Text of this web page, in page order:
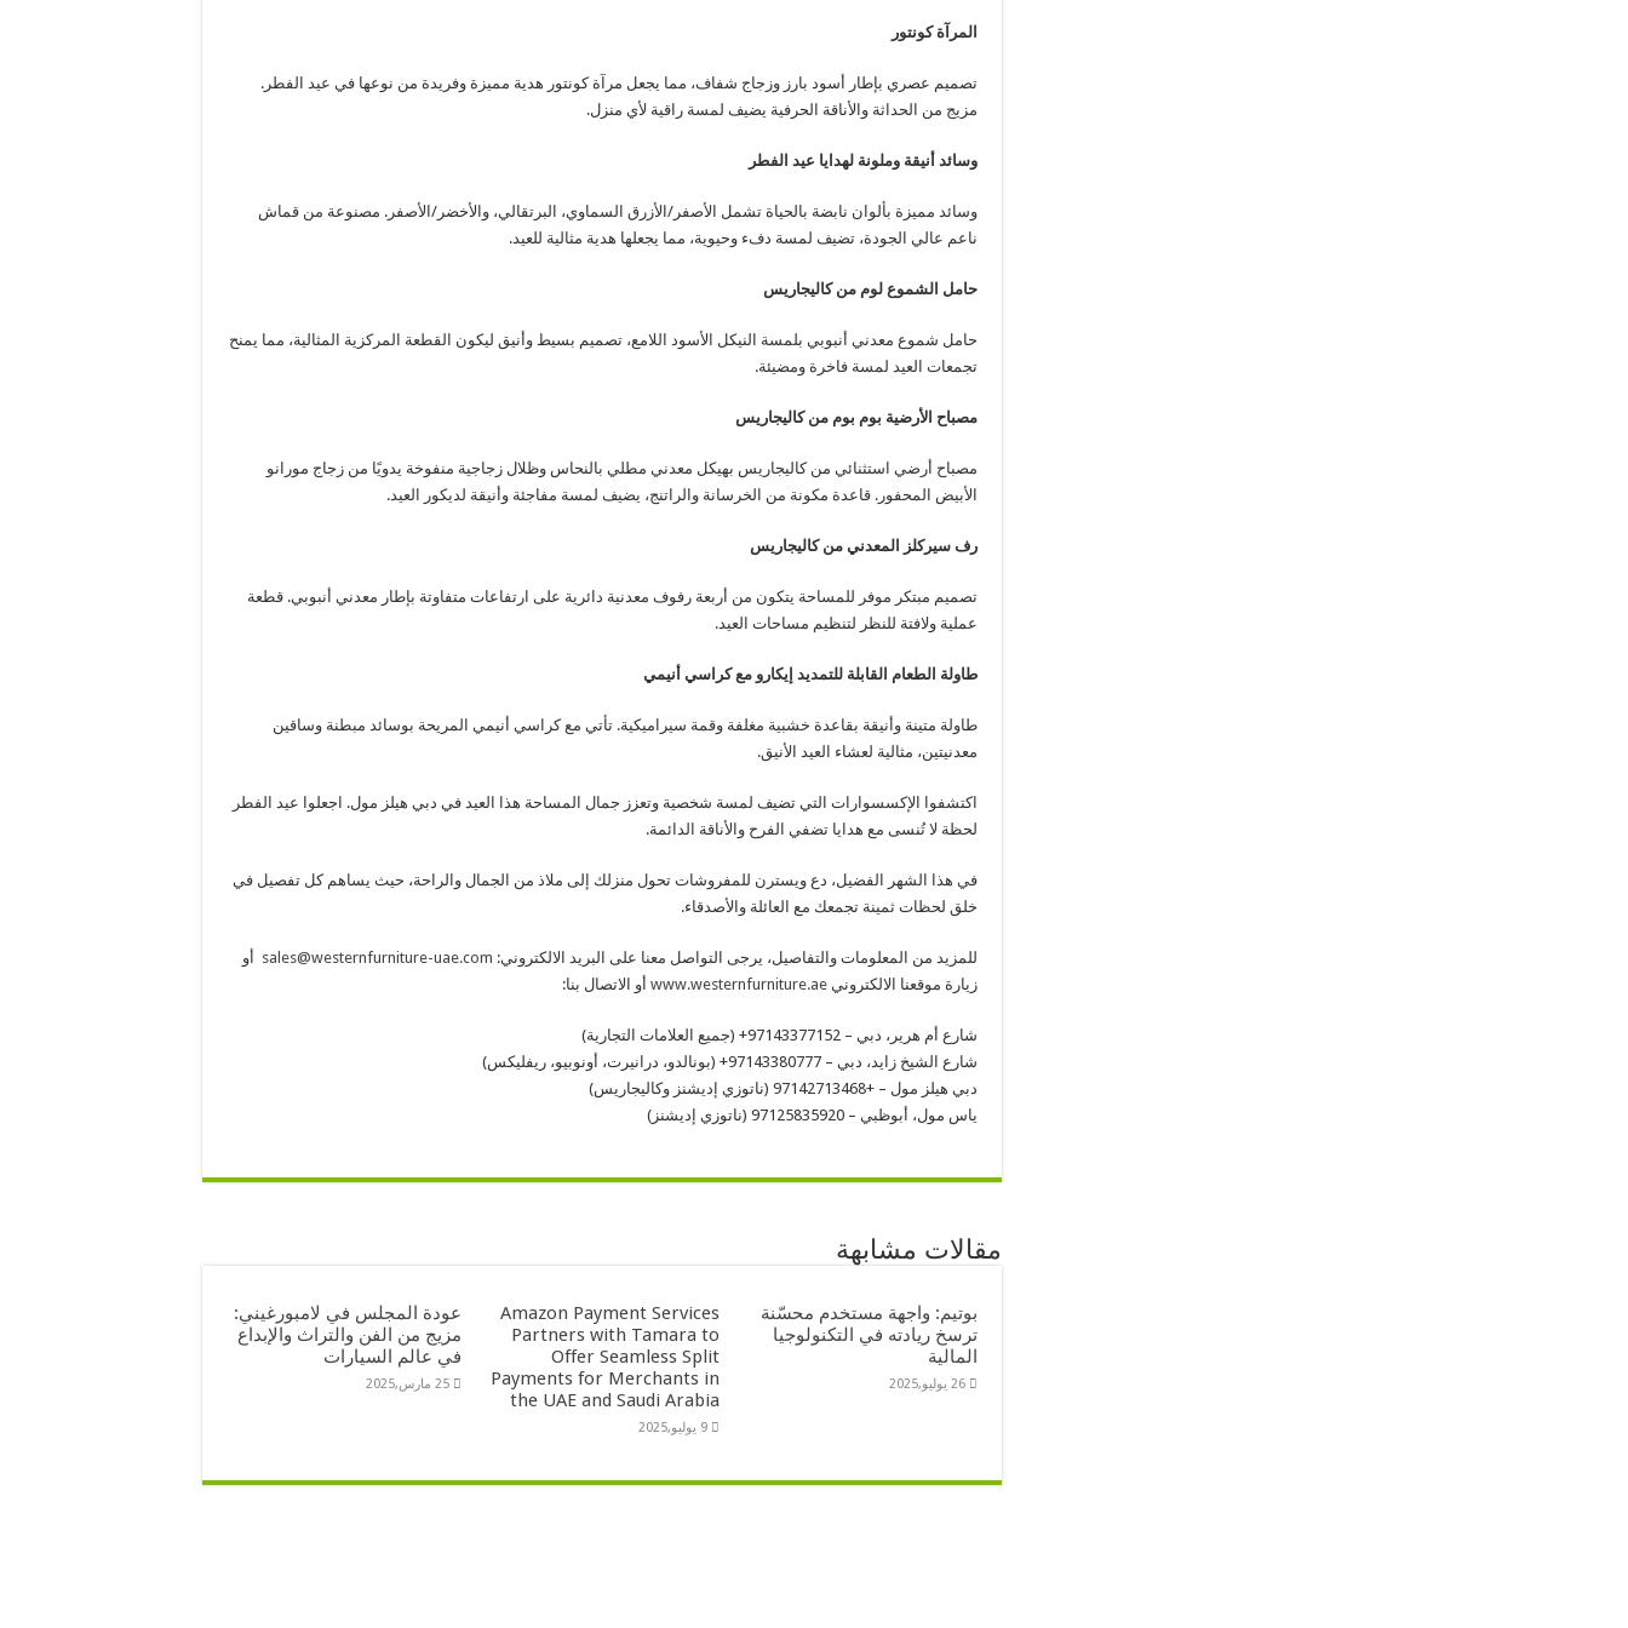
المرآة كونتور
تصميم عصري بإطار أسود بارز وزجاج شفاف، مما يجعل مرآة كونتور هدية مميزة وفريدة من نوعها في عيد الفطر.
مزيج من الحداثة والأناقة الحرفية يضيف لمسة راقية لأي منزل.
وسائد أنيقة وملونة لهدايا عيد الفطر
وسائد مميزة بألوان نابضة بالحياة تشمل الأصفر/الأزرق السماوي، البرتقالي، والأخضر/الأصفر. مصنوعة من قماش
ناعم عالي الجودة، تضيف لمسة دفء وحيوية، مما يجعلها هدية مثالية للعيد.
حامل الشموع لوم من كاليجاريس
حامل شموع معدني أنبوبي بلمسة النيكل الأسود اللامع، تصميم بسيط وأنيق ليكون القطعة المركزية المثالية، مما يمنح
تجمعات العيد لمسة فاخرة ومضيئة.
مصباح الأرضية بوم بوم من كاليجاريس
مصباح أرضي استثنائي من كاليجاريس بهيكل معدني مطلي بالنحاس وظلال زجاجية منفوخة يدويًا من زجاج مورانو
الأبيض المحفور. قاعدة مكونة من الخرسانة والراتنج، يضيف لمسة مفاجئة وأنيقة لديكور العيد.
رف سيركلز المعدني من كاليجاريس
تصميم مبتكر موفر للمساحة يتكون من أربعة رفوف معدنية دائرية على ارتفاعات متفاوتة بإطار معدني أنبوبي. قطعة
عملية ولافتة للنظر لتنظيم مساحات العيد.
طاولة الطعام القابلة للتمديد إيكارو مع كراسي أنيمي
طاولة متينة وأنيقة بقاعدة خشبية مغلفة وقمة سيراميكية. تأتي مع كراسي أنيمي المريحة بوسائد مبطنة وساقين
معدنيتين، مثالية لعشاء العيد الأنيق.
اكتشفوا الإكسسوارات التي تضيف لمسة شخصية وتعزز جمال المساحة هذا العيد في دبي هيلز مول. اجعلوا عيد الفطر
لحظة لا تُنسى مع هدايا تضفي الفرح والأناقة الدائمة.
في هذا الشهر الفضيل، دع ويسترن للمفروشات تحول منزلك إلى ملاذ من الجمال والراحة، حيث يساهم كل تفصيل في
خلق لحظات ثمينة تجمعك مع العائلة والأصدقاء.
للمزيد من المعلومات والتفاصيل، يرجى التواصل معنا على البريد الالكتروني: sales@westernfurniture-uae.com أو
زيارة موقعنا الالكتروني www.westernfurniture.ae أو الاتصال بنا:
شارع أم هرير، دبي – 97143377152+ (جميع العلامات التجارية)
شارع الشيخ زايد، دبي – 97143380777+ (بونالدو، درانيرت، أونوبيو، ريفليكس)
دبي هيلز مول – +97142713468 (ناتوزي إديشنز وكاليجاريس)
ياس مول، أبوظبي – 97125835920 (ناتوزي إديشنز)
مقالات مشابهة
بوتيم: واجهة مستخدم محسّنة
ترسخ ريادته في التكنولوجيا
المالية
26 يوليو,2025
Amazon Payment Services
Partners with Tamara to
Offer Seamless Split
Payments for Merchants in
the UAE and Saudi Arabia
9 يوليو,2025
عودة المجلس في لامبورغيني:
مزيج من الفن والتراث والإبداع
في عالم السيارات
25 مارس,2025